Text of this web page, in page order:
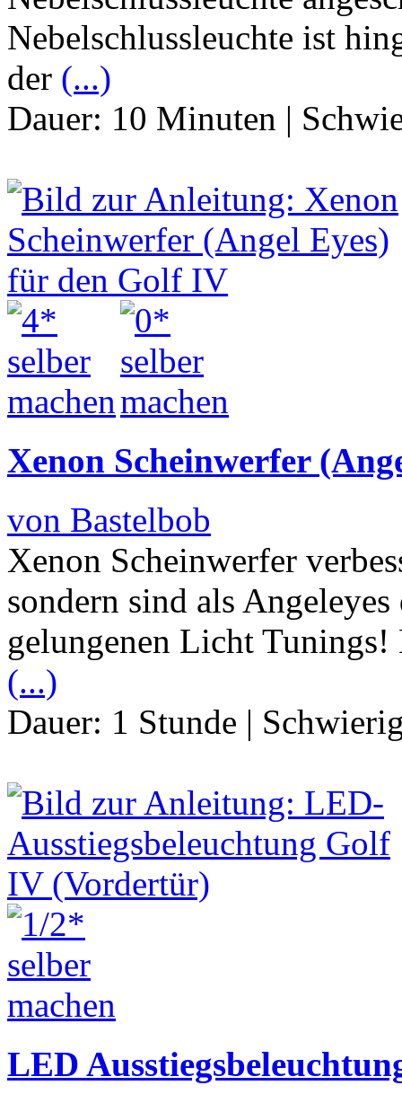
Nebelschlussleuchte ist
der (...)
Dauer: 10 Minuten |
Xenon Scheinwerfer
von Bastelbob
Xenon Scheinwerfer
sondern sind als
gelungenen Licht
(...)
Dauer: 1 Stunde |
LED